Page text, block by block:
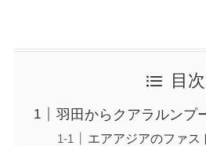
目次
羽田からクアラルンプ
エアアジアのファス